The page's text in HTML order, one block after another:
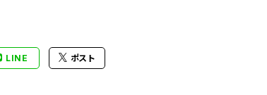
LINE ポスト